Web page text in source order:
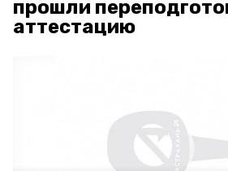
прошли
аттестацию